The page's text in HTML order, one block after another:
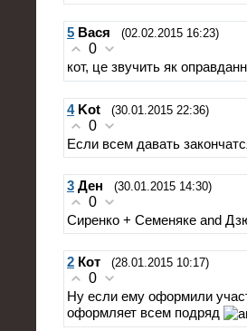
5 Вася (02.02.2015 16:23)
0
кот, це звучить як
4 Kot (30.01.2015 22:36)
0
Если всем давать
3 Ден (30.01.2015 14:30)
0
Cиренко + Семеняке and
2 Кот (28.01.2015 10:17)
0
Ну если ему оформили
оформляет всем подряд